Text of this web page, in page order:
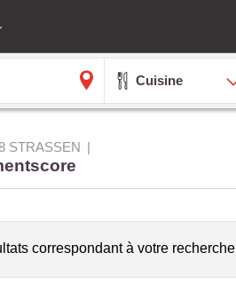
Cuisine
STRASSEN
correspondant à votre recherche